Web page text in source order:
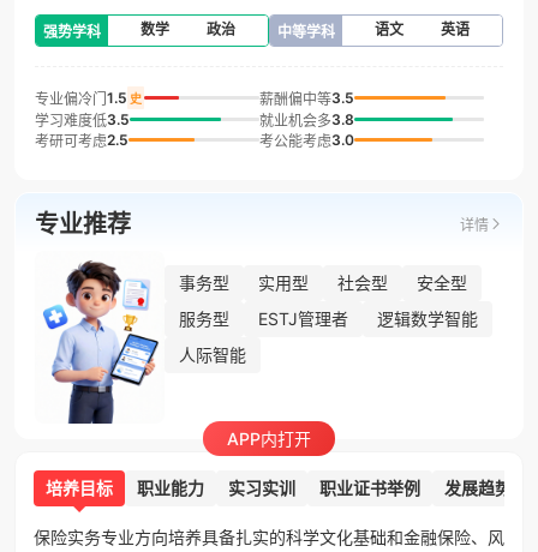
强势学科 数学 政治 中等学科 语文 英语
专业偏冷门 1.5 史 薪酬偏中等3.5
学习难度低3.5 就业机会多3.8
考研可考虑2.5 考公能考虑3.0
专业推荐 详情
事务型 实用型 社会型
安全型
服务型
ESTJ管理者
逻辑数学智能
人际智能
培养目标 职业能力 实习实训 职业证书举例 发展趋势
保险实务专业方向培养具备扎实的科学文化基础和金融保险、风
APP内打开